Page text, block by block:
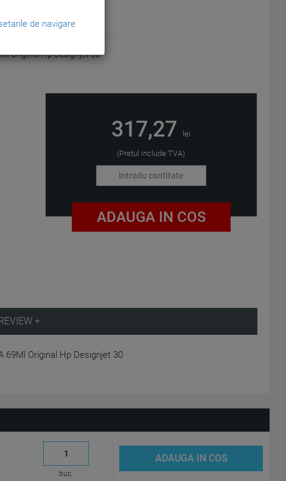
Original Hp Designjet 30
317,27 lei
(Pretul include TVA)
ADAUGA IN COS
+
69Ml Original Hp Designjet 30
buc.
ADAUGA IN COS
de navigare